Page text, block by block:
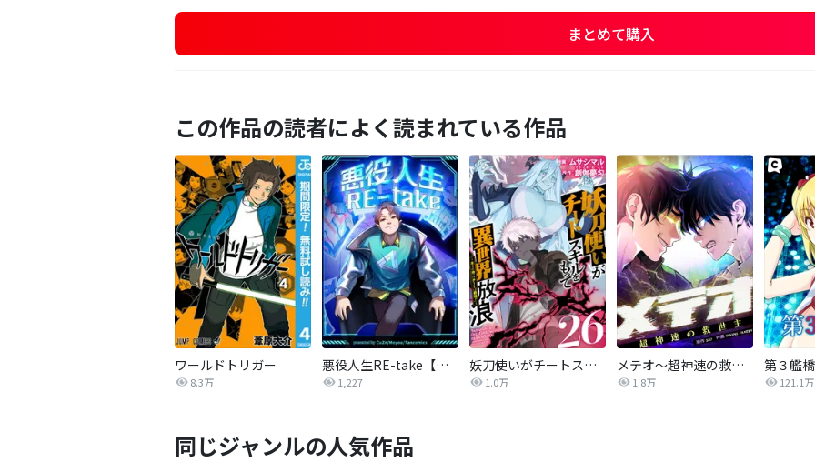
まとめて購入
この作品の読者によく読まれている作品
ワールドトリガー
8.3万
悪役人生RE-take【タテヨミ】
1,227
妖刀使いがチートスキルをもって異世界放浪 ～生まれ持ったチートは最強！！～
1.0万
メテオ～超神速の救世主～【タテヨミ】
1.8万
第３艦
121.1万
同じジャンルの人気作品